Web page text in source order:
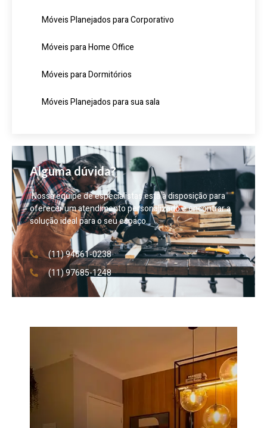
Móveis Planejados para Corporativo
Móveis para Home Office
Móveis para Dormitórios
Móveis Planejados para sua sala
Alguma dúvida?
Nossa equipe de especialistas está à disposição para
oferecer um atendimento personalizado e encontrar a
solução ideal para o seu espaço.
(11) 94661-0238
(11) 97685-1248